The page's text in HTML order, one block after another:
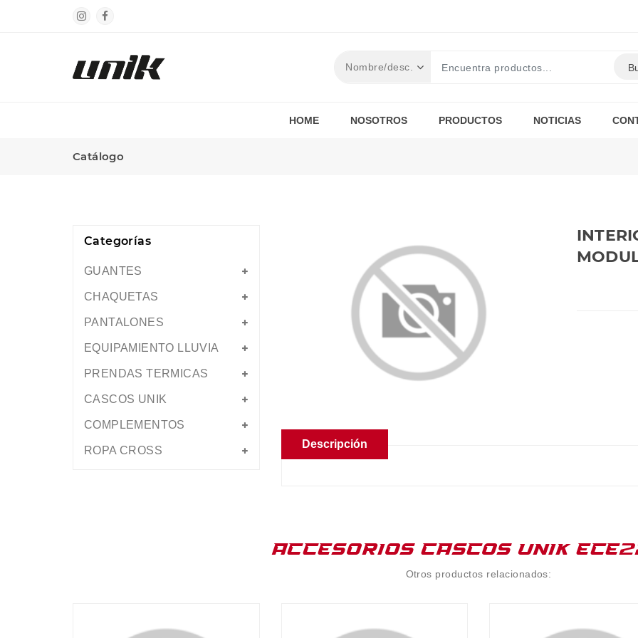
HOME NOSOTROS PRODUCTOS NOTICIAS
Catálogo
Descripción
Categorías
GUANTES
CHAQUETAS
PANTALONES
EQUIPAMIENTO LLUVIA
PRENDAS TERMICAS
CASCOS UNIK
COMPLEMENTOS
ROPA CROSS
ACCESORIOS CASCOS UNIK
Otros productos relacionados: